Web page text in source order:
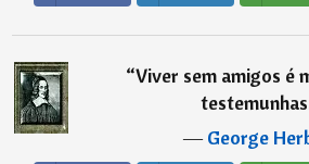
“Viver sem amigos é
―George